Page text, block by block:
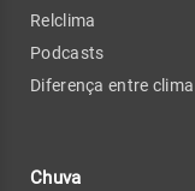
Relclima
Podcasts
Diferença entre
Chuva